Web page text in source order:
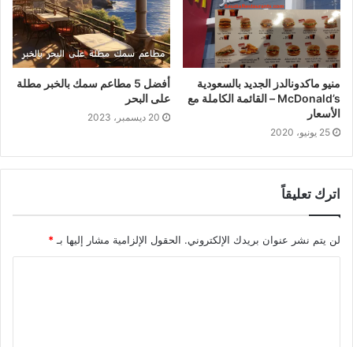
منيو ماكدونالدز الجديد بالسعودية
McDonald’s – القائمة الكاملة مع
الأسعار
25 يونيو، 2020
أفضل 5 مطاعم سمك بالخبر مطلة
على البحر
20 ديسمبر، 2023
اترك تعليقاً
لن يتم نشر عنوان بريدك الإلكتروني. الحقول الإلزامية مشار إليها بـ*